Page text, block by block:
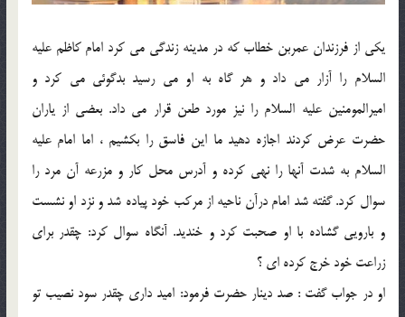
يكي از فرزندان عمربن خطاب كه در مدينه زندگي مي كرد امام كاظم عليه
السلام را آزار مي داد و هر گاه به او مي رسيد بدگوئي مي كرد و
اميرالمومنين عليه السلام را نيز مورد طعن قرار مي داد. بعضي از ياران
حضرت عرض كردند اجازه دهيد ما اين فاسق را بكشيم ، اما امام عليه
السلام به شدت آنها را نهي كرده و آدرس محل كار و مزرعه آن مرد را
سوال كرد. گفته شد امام درآن ناحيه از مركب خود پياده شد و نزد او نشست
و بارويي گشاده با او صحبت كرد و خنديد. آنگاه سوال كرد: چقدر براي
زراعت خود خرج كرده اي ؟
او در جواب گفت : صد دينار حضرت فرمود: اميد داري چقدر سود نصيب تو